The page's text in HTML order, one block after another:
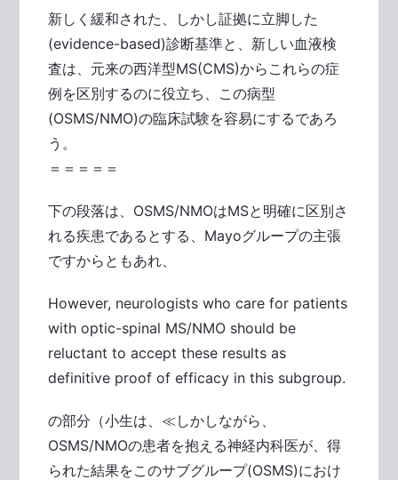
新しく緩和された、しかし証拠に立脚した
(evidence-based)診断基準と、新しい血液検
査は、元来の西洋型MS(CMS)からこれらの症
例を区別するのに役立ち、この病型
(OSMS/NMO)の臨床試験を容易にするであろ
う。
＝＝＝＝＝
下の段落は、OSMS/NMOはMSと明確に区別さ
れる疾患であるとする、Mayoグループの主張
ですからともあれ、
However, neurologists who care for patients
with optic-spinal MS/NMO should be
reluctant to accept these results as
definitive proof of efficacy in this subgroup.
の部分（小生は、≪しかしながら、
OSMS/NMOの患者を抱える神経内科医が、得
られた結果をこのサブグループ(OSMS)におけ